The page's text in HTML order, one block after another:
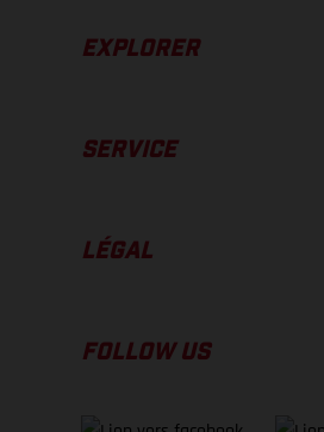
EXPLORER
SERVICE
LÉGAL
FOLLOW US